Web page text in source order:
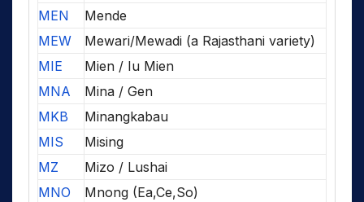
MEN
Mende
MEW
Mewari/Mewadi (a Rajasthani variety)
MIE
Mien / Iu Mien
MNA
Mina / Gen
MKB
Minangkabau
MIS
Mising
MZ
Mizo / Lushai
MNO
Mnong (Ea,Ce,So)